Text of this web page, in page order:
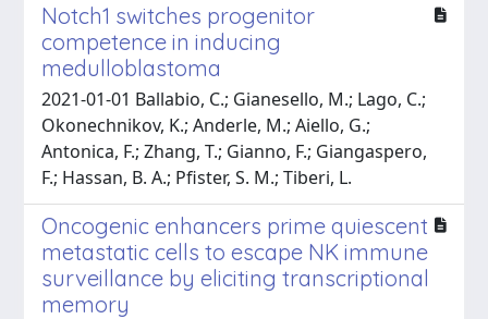
Notch1 switches progenitor
competence in inducing
medulloblastoma
2021-01-01 Ballabio, C.; Gianesello, M.; Lago, C.;
Okonechnikov, K.; Anderle, M.; Aiello, G.;
Antonica, F.; Zhang, T.; Gianno, F.; Giangaspero,
F.; Hassan, B. A.; Pfister, S. M.; Tiberi, L.
Oncogenic enhancers prime quiescent
metastatic cells to escape NK immune
surveillance by eliciting transcriptional
memory